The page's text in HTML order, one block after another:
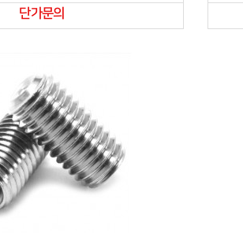
단가문의